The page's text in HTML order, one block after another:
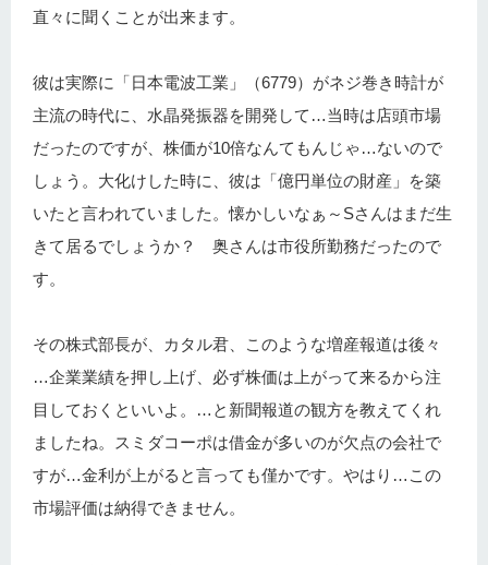
直々に聞くことが出来ます。
彼は実際に「日本電波工業」（6779）がネジ巻き時計が
主流の時代に、水晶発振器を開発して…当時は店頭市場
だったのですが、株価が10倍なんてもんじゃ…ないので
しょう。大化けした時に、彼は「億円単位の財産」を築
いたと言われていました。懐かしいなぁ～Sさんはまだ生
きて居るでしょうか？ 奥さんは市役所勤務だったので
す。
その株式部長が、カタル君、このような増産報道は後々
…企業業績を押し上げ、必ず株価は上がって来るから注
目しておくといいよ。…と新聞報道の観方を教えてくれ
ましたね。スミダコーポは借金が多いのが欠点の会社で
すが…金利が上がると言っても僅かです。やはり…この
市場評価は納得できません。